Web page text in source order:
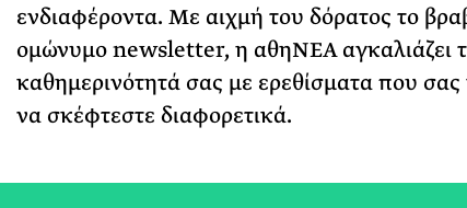
ενδιαφέροντα. Με αιχμή του δόρατος το
ομώνυμο newsletter, η αθηΝΕΑ αγκαλιάζει
καθημερινότητά σας με ερεθίσματα που
να σκέφτεστε διαφορετικά.